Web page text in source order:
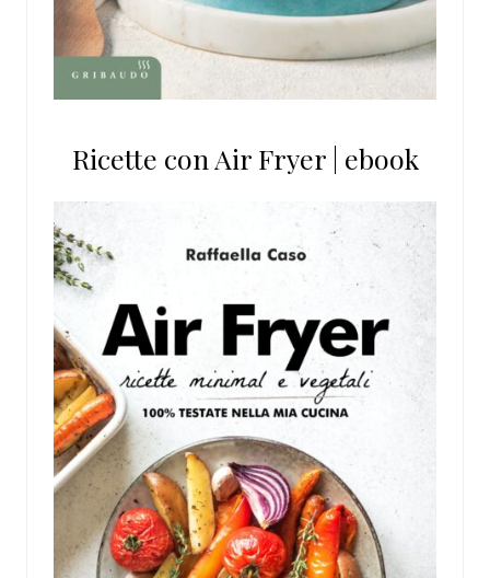
Ricette con Air Fryer | ebook